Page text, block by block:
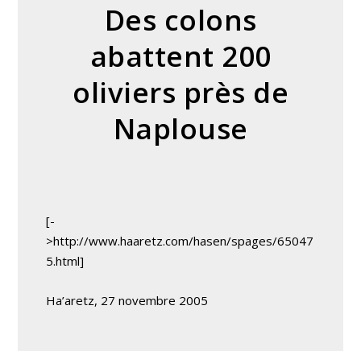
Des colons
abattent 200
oliviers près de
Naplouse
[-
>http://www.haaretz.com/hasen/spages/65047
5.html]
Ha’aretz, 27 novembre 2005